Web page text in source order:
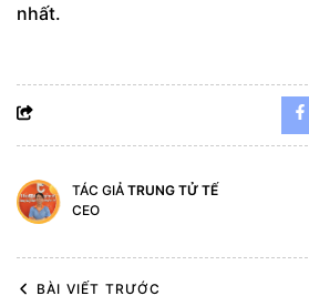
nhất.
TÁC GIẢ TRUNG TỬ TẾ
CEO
BÀI VIẾT TRƯỚC